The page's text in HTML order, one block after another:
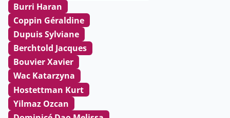
Burri Haran
Coppin Géraldine
Dupuis Sylviane
Berchtold Jacques
Bouvier Xavier
Wac Katarzyna
Hostettman Kurt
Yilmaz Ozcan